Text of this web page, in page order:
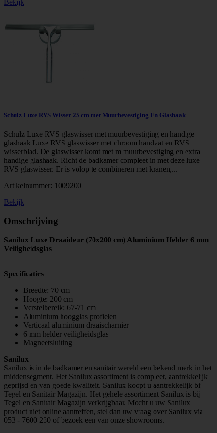
Bekijk
Schulz Luxe RVS Wisser 25 cm met Muurbevestiging En Glashaak
Schulz Luxe RVS glaswisser met muurbevestiging en handige
glashaak Luxe RVS glaswisser met chroom handvat en RVS
wisserblad. De glaswisser komt met m muurbevestiging en extra
handige glashaak. Richt de badkamer compleet in met deze luxe
RVS glaswisser. Er is volop te combineren met kranen,...
Artikelnummer: 1009200
Bekijk
Omschrijving
Sanilux Luxe Draaideur (70x200 cm) Aluminium Helder 6 mm
Veiligheidsglas
Specificaties
Breedte: 70 cm
Hoogte: 200 cm
Verstelbereik: 67-71 cm
Aluminium hoogglas profielen
Verticaal aluminium draaischarnier
6 mm helder veiligheidsglas
Magneetsluiting
Sanilux
Sanilux is in de badkamer en sanitair wereld een bekend merk in het
middensegment. Het Sanilux assortiment is compleet, aantrekkelijk
geprijsd en van goede kwaliteit. Sanilux koopt u aantrekkelijk bij
Tegel en Sanitair Magazijn. Het gehele assortiment Sanilux is bij
Tegel en Sanitair Magazijn verkrijgbaar. Mocht u uw Sanilux
product niet online aantreffen, stel dan uw vraag over Sanilux via
053 - 7600 230 of bezoek een van onze showrooms.